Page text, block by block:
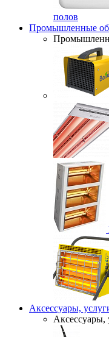
полов
Промышленные
Аксессуары,
Аксессуары,